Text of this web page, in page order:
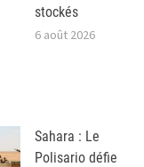
stockés
6 août 2026
Sahara : Le
Polisario défie